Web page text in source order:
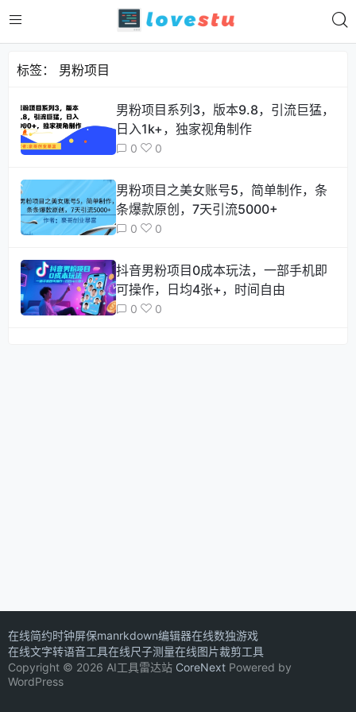
标签： 男粉项目
男粉项目系列3，版本9.8，引流巨猛，
日入1k+，独家视角制作
0 0
男粉项目之美女账号5，简单制作，条
条爆款原创，7天引流5000+
0 0
抖音男粉项目0成本玩法，一部手机即
可操作，日均4张+，时间自由
0 0
在线简约时钟屏保manrkdown编辑器在线数独游戏
在线文字转语音工具在线尺子测量在线图片裁剪工具
Copyright © 2026 AI工具雷达站 CoreNext Powered by
WordPress